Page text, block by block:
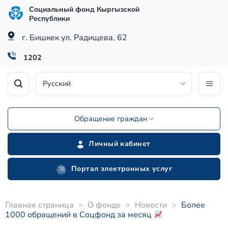
Skip
content
Социальный фонд Кыргызской
Республики
г. Бишкек ул. Радищева, 62
1202
Русский
Обращение граждан
Личный кабинет
Портал электронных услуг
Главная страница > О фонде > Новости > Более
1000 обращений в Соцфонд за месяц